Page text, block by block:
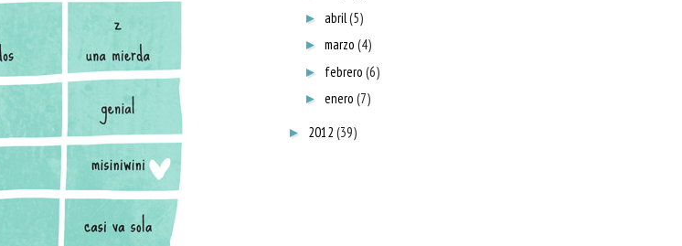
► abril(5)
► marzo (4)
► febrero (6)
► enero (7)
► 2012 (39)